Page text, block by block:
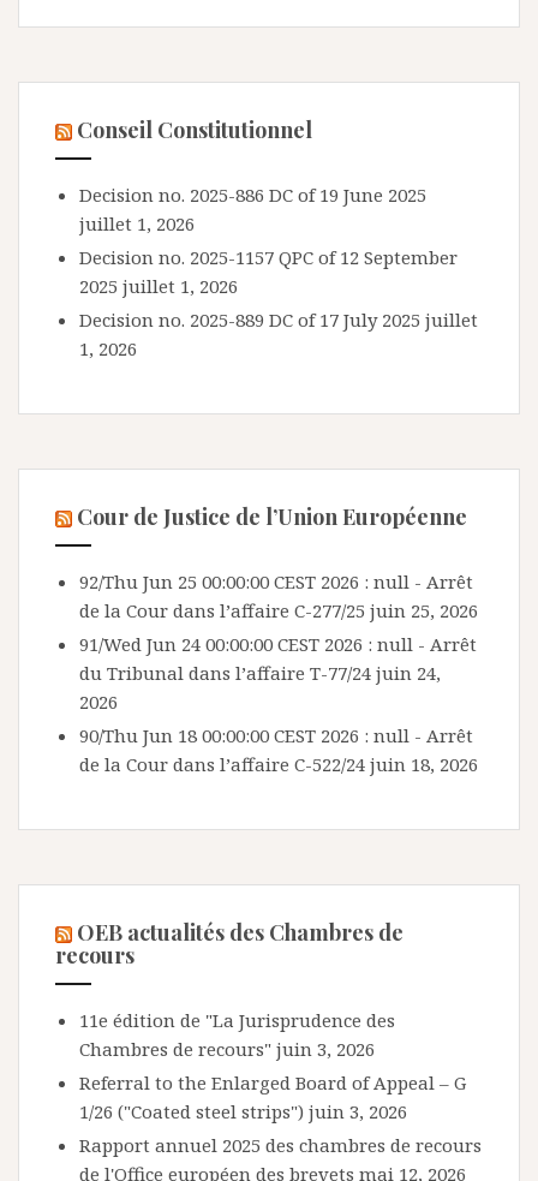
Conseil Constitutionnel
Decision no. 2025-886 DC of 19 June 2025
juillet 1, 2026
Decision no. 2025-1157 QPC of 12 September
2025 juillet 1, 2026
Decision no. 2025-889 DC of 17 July 2025 juillet
1, 2026
Cour de Justice de l’Union Européenne
92/Thu Jun 25 00:00:00 CEST 2026 : null - Arrêt
de la Cour dans l’affaire C-277/25 juin 25, 2026
91/Wed Jun 24 00:00:00 CEST 2026 : null - Arrêt
du Tribunal dans l’affaire T-77/24 juin 24,
2026
90/Thu Jun 18 00:00:00 CEST 2026 : null - Arrêt
de la Cour dans l’affaire C-522/24 juin 18, 2026
OEB actualités des Chambres de
recours
11e édition de "La Jurisprudence des
Chambres de recours" juin 3, 2026
Referral to the Enlarged Board of Appeal – G
1/26 ("Coated steel strips") juin 3, 2026
Rapport annuel 2025 des chambres de recours
de l'Office européen des brevets mai 12, 2026